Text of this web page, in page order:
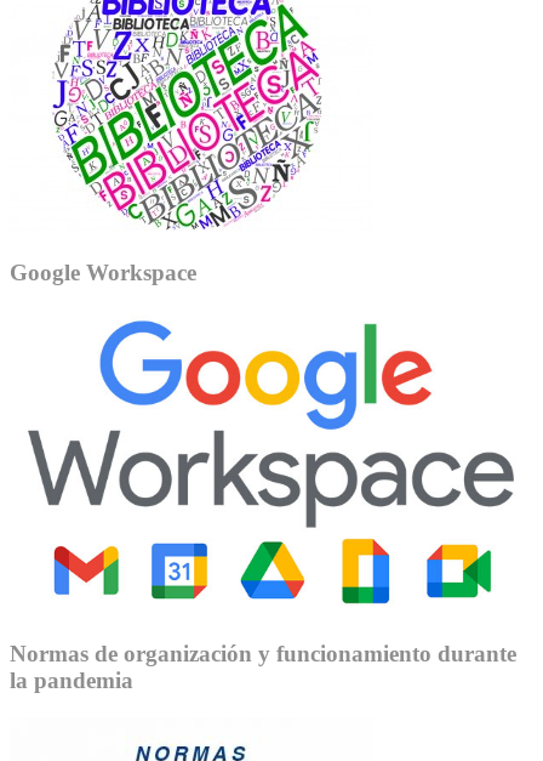
Google Workspace
Normas de organización y funcionamiento durante
la pandemia